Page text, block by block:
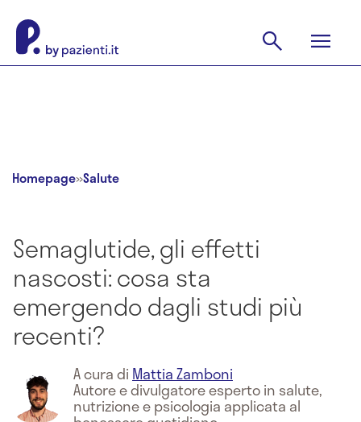
Homepage»Salute
Semaglutide, gli effetti
nascosti: cosa sta
emergendo dagli studi più
recenti?
A cura di Mattia Zamboni
Autore e divulgatore esperto in salute,
nutrizione e psicologia applicata al